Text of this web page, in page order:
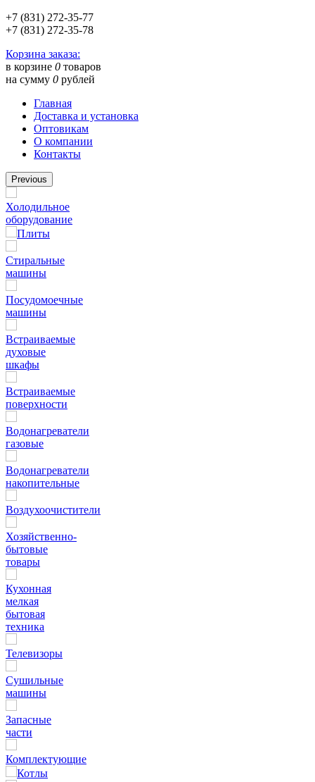
+7 (831) 272-35-77
+7 (831) 272-35-78
Корзина заказа:
в корзине 0 товаров
на сумму 0 рублей
Главная
Доставка и установка
Оптовикам
О компании
Контакты
Previous
Холодильное
оборудование
Плиты
Стиральные
машины
Посудомоечные
машины
Встраиваемые
духовые
шкафы
Встраиваемые
поверхности
Водонагреватели
газовые
Водонагреватели
накопительные
Воздухоочистители
Хозяйственно-
бытовые
товары
Кухонная
мелкая
бытовая
техника
Телевизоры
Сушильные
машины
Запасные
части
Комплектующие
Котлы